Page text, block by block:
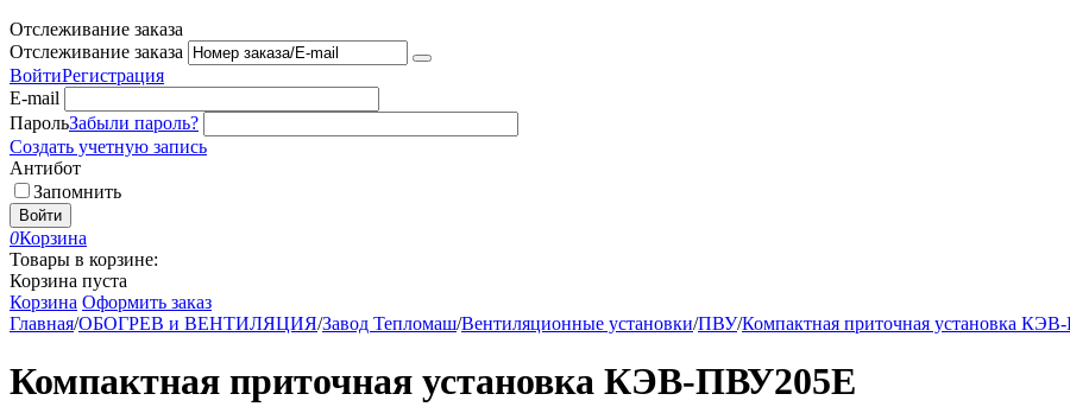
Отслеживание заказа
Отслеживание заказа
ВойтиРегистрация
E-mail
ПарольЗабыли пароль?
Создать учетную запись
Антибот
Запомнить
Войти
0Корзина
Товары в корзине:
Корзина пуста
Корзина Оформить заказ
Главная/ОБОГРЕВ и ВЕНТИЛЯЦИЯ/Завод Тепломаш/Вентиляционные установки/ПВУ/Компактная приточная установка
Компактная приточная установка КЭВ-ПВУ205E